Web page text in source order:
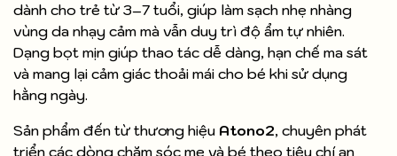
dành cho trẻ từ 3–7 tuổi, giúp làm sạch nhẹ nhàng
vùng da nhạy cảm mà vẫn duy trì độ ẩm tự nhiên.
Dạng bọt mịn giúp thao tác dễ dàng, hạn chế ma sát
và mang lại cảm giác thoải mái cho bé khi sử dụng
hằng ngày.
Sản phẩm đến từ thương hiệu Atono2, chuyên phát
triển các dòng chăm sóc mẹ và bé theo tiêu chí an